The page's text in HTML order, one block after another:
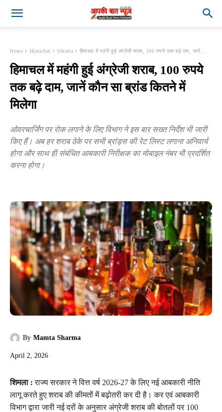
Home Himachal Shimla हिमाचल में महंगी हुई अंग्रेजी शराब, 100 रुपये तक बढ़े दाम, जानें...
हिमाचल में महंगी हुई अंग्रेजी शराब, 100 रुपये
तक बढ़े दाम, जानें कौन सा ब्रांड कितने में
मिलेगा
ओवरचार्जिंग पर रोक लगाने के लिए विभाग ने इस बार सख्त निर्देश भी जारी
किए हैं। अब हर शराब ठेके पर सभी ब्रांड्स की रेट लिस्ट लगाना अनिवार्य
होगा और साथ ही संबंधित आबकारी निरीक्षक का मोबाइल नंबर भी प्रदर्शित
करना होगा।
By Mamta Sharma
April 2, 2026
शिमला : राज्य सरकार ने वित्त वर्ष 2026-27 के लिए नई आबकारी नीति
लागू करते हुए शराब की कीमतों में बढ़ोतरी कर दी है। कर एवं आबकारी
विभाग द्वारा जारी नई दरों के अनुसार अंग्रेजी शराब की बोतलों पर 100